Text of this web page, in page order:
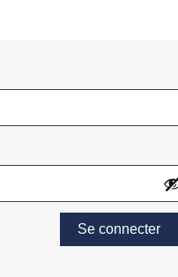
Se connecter